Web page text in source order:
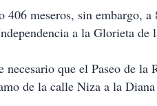
406 meseros, sin embargo,
a la Glorieta de
necesario que el Paseo de
de la calle Niza a la Diana